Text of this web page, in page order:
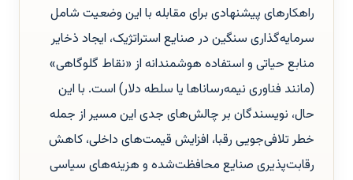
راهکارهای پیشنهادی برای مقابله با این وضعیت شامل
سرمایه‌گذاری سنگین در صنایع استراتژیک، ایجاد ذخایر
منابع حیاتی و استفاده هوشمندانه از «نقاط گلوگاهی»
(مانند فناوری نیمه‌رساناها یا سلطه دلار) است. با این
حال، نویسندگان بر چالش‌های جدی این مسیر از جمله
خطر تلافی‌جویی رقبا، افزایش قیمت‌های داخلی، کاهش
رقابت‌پذیری صنایع محافظت‌شده و هزینه‌های سیاسی